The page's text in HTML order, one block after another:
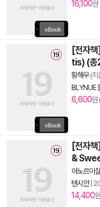
16,100원
[전자
tis) (총
황해우(지
BLYNUE
6,600원
[전자
&
아노르이실
텐시안|
14,400